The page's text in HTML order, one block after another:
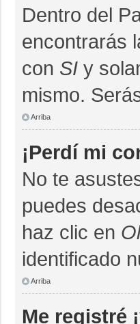
Dentro del
encontrarás
con SI y
mismo.
Arriba
¡Perdí mi
No te
puedes
haz clic en
identificado
Arriba
Me registré